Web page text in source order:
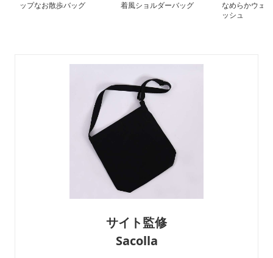
ップなお散歩バッグ
着風ショルダーバッグ
なめらかウェ
ッシュ
サイト監修
Sacolla